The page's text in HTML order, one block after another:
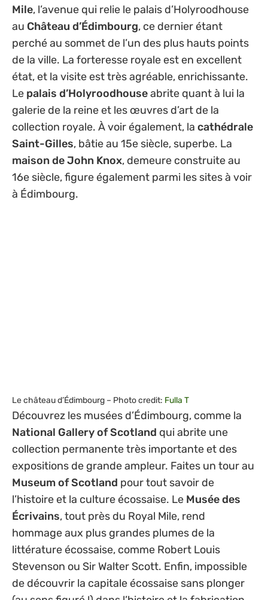
Mile, l’avenue qui relie le palais d’Holyroodhouse
au Château d’Édimbourg, ce dernier étant
perché au sommet de l’un des plus hauts points
de la ville. La forteresse royale est en excellent
état, et la visite est très agréable, enrichissante.
Le palais d’Holyroodhouseabrite quant à lui la
galerie de la reine et les œuvres d’art de la
collection royale. À voir également, la cathédrale
Saint-Gilles, bâtie au 15e siècle, superbe. La
maison de John Knox, demeure construite au
16e siècle, figure également parmi les sites à voir
à Édimbourg.
Le château d’Édimbourg – Photo credit: Fulla T
Découvrez les musées d’Édimbourg, comme la
National Gallery of Scotland qui abrite une
collection permanente très importante et des
expositions de grande ampleur. Faites un tour au
Museum of Scotland pour tout savoir de
l’histoire et la culture écossaise. Le Musée des
Écrivains, tout près du Royal Mile, rend
hommage aux plus grandes plumes de la
littérature écossaise, comme Robert Louis
Stevenson ou Sir Walter Scott. Enfin, impossible
de découvrir la capitale écossaise sans plonger